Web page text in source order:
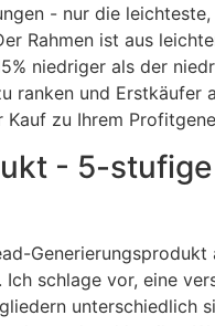
- nur die
Rahmen ist aus
niedriger als der
ranken und
zu Ihrem
- 5-
schlage vor, eine
unterschiedlich